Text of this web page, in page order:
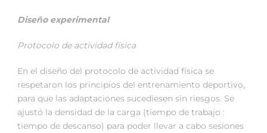
Diseño experimental
Protocolo de actividad física
En el diseño del protocolo de actividad física se
respetaron los principios del entrenamiento deportivo,
para que las adaptaciones sucediesen sin riesgos. Se
ajustó la densidad de la carga (tiempo de trabajo :
tiempo de descanso) para poder llevar a cabo sesiones